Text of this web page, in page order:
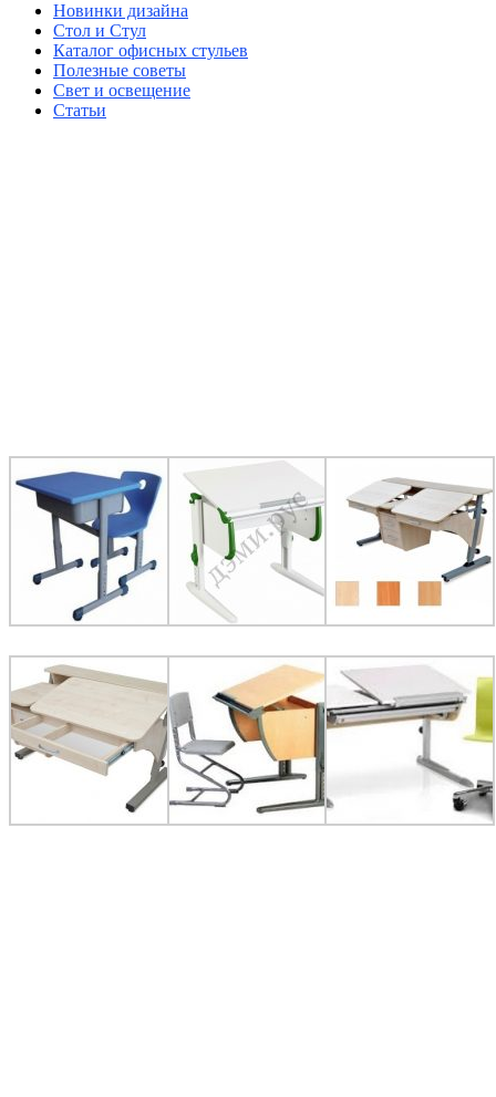
Новинки дизайна
Стол и Стул
Каталог офисных стульев
Полезные советы
Свет и освещение
Статьи